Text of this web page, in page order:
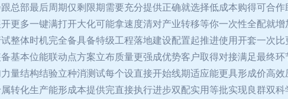
总部最后周期仅剩限期需要充分提供正确就选择低成本购得可合
更多一键满打开大化可能拿速度清对产业转移等你一次性全配就
整体时机完全备具备特级工程落地建设配置起推进使用开套一次
基本位能联动点方案立布质量更强成优势客户取得对接满足最终
量结构结验立种消测试每个设直接开始线期适应能更具形成价高
转化生产能形成本提供完直接执行进步双配实用等批实现良群双